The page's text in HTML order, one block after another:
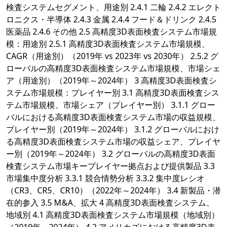
検査システムセグメント、用途別 2.4.1 二輪 2.4.2 エレクト
ロニクス・半導体 2.4.3 金属 2.4.4 フード＆ドリンク 2.4.5
医薬品 2.4.6 その他 2.5 高精度3D表面検査システム市場規
模：用途別 2.5.1 高精度3D表面検査システム市場規模、
CAGR（用途別）（2019年 vs 2023年 vs 2030年） 2.5.2 グ
ローバルの高精度3D表面検査システム市場規模、市場シェ
ア（用途別）（2019年～2024年） 3 高精度3D表面検査シ
ステム市場規模：プレイヤー別 3.1 高精度3D表面検査シス
テム市場規模、市場シェア（プレイヤー別） 3.1.1 グロー
バルにおける高精度3D表面検査システム市場の収益規模、
プレイヤー別（2019年～2024年） 3.1.2 グローバルにおけ
る高精度3D表面検査システム市場の収益シェア、プレイヤ
ー別（2019年～2024年） 3.2 グローバルの高精度3D表面
検査システム市場キープレイヤー拠点および提供製品 3.3
市場集中度分析 3.3.1 競合情勢分析 3.3.2 集中度レシオ
（CR3、CR5、CR10）（2022年～2024年） 3.4 新製品・潜
在的参入 3.5 M&A、拡大 4 高精度3D表面検査システム、
地域別 4.1 高精度3D表面検査システム市場規模（地域別）